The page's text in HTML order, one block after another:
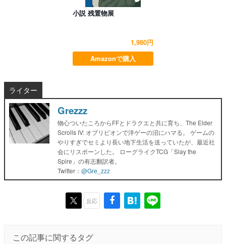
小説 残置物展
1,980円
Amazonで購入
ライター
Grezzz
物心ついたころからFFとドラクエと共に育ち、The Elder
Scrolls IV: オブリビオンで洋ゲーの沼にハマる。 ゲームの
やりすぎでセミより長い地下生活を送っていたが、最近社
会にリスポーンした。 ローグライクTCG「Slay the
Spire」の有志翻訳者。
Twitter： @Gre_zzz
反応
この記事に関するタグ